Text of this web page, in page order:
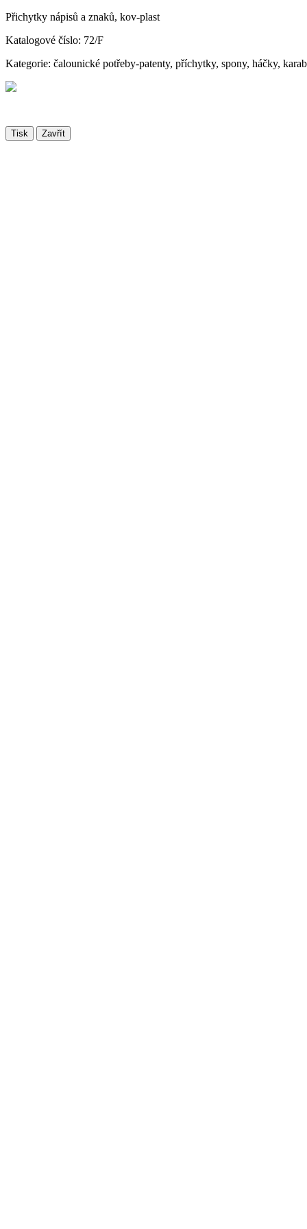
Přichytky nápisů a znaků, kov-plast
Katalogové číslo: 72/F
Kategorie: čalounické potřeby-patenty, příchytky, spony, háčky,